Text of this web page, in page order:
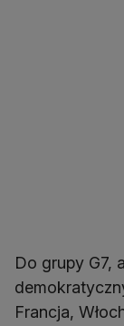
Do grupy G7,
Francja,